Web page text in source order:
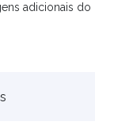
adicionais do